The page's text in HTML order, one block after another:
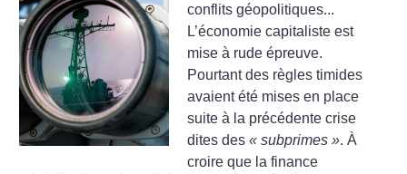
conflits géopolitiques...
L’économie capitaliste est
mise à rude épreuve.
Pourtant des règles timides
avaient été mises en place
suite à la précédente crise
dites des« subprimes ». À
croire que la finance